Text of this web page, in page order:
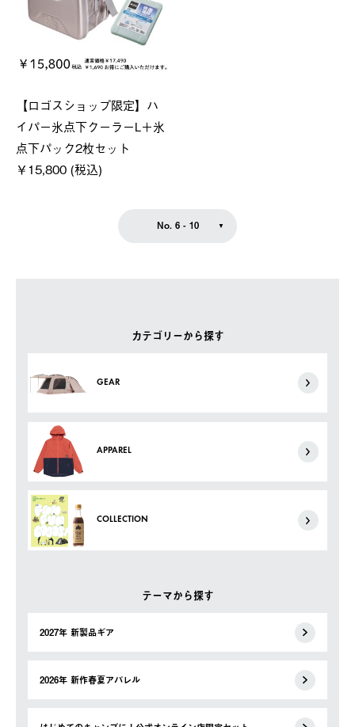
カテゴリーから探す
GEAR
APPAREL
COLLECTION
テーマから探す
2027年 新製品ギア
2026年 新作春夏アパレル
【ロゴスショップ限定】ハ
イパー氷点下クーラーL＋氷
点下パック2枚セット
￥15,800 (税込)
No. 6 - 10